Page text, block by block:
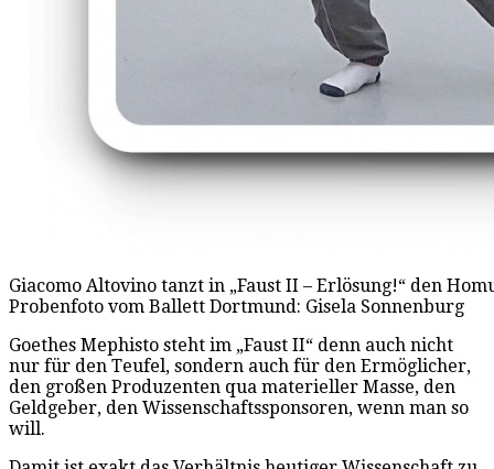
Giacomo Altovino tanzt in „Faust II – Erlösung!“ den
Probenfoto vom Ballett Dortmund: Gisela Sonnenburg
Goethes Mephisto steht im „Faust II“ denn auch nicht
nur für den Teufel, sondern auch für den Ermöglicher,
den großen Produzenten qua materieller Masse, den
Geldgeber, den Wissenschaftssponsoren, wenn man so
will.